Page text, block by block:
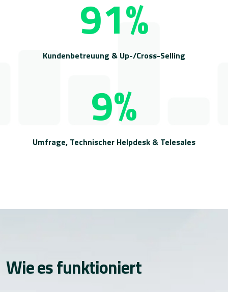
91%
Kundenbetreuung & Up-/Cross-Selling
9%
Umfrage, Technischer Helpdesk & Telesales
Wie es funktioniert